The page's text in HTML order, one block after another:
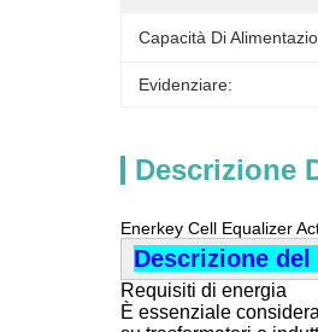
Capacità Di
Evidenziare:
Descrizione
Enerkey Cell Equalizer
Descrizione
Requisiti di energia
È essenziale